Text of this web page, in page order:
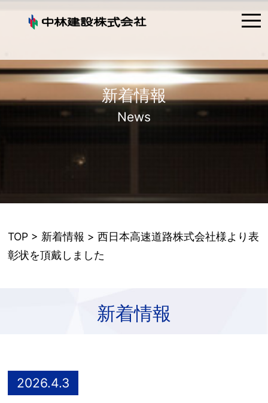
新着情報
News
TOP > 新着情報 > 西日本高速道路株式会社様より表
彰状を頂戴しました
新着情報
2026.4.3